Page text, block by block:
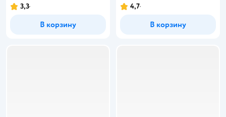
3,3
В корзину
4,7
В корзину